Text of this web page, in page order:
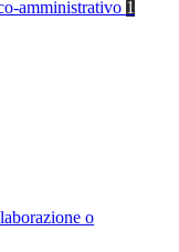
amministrativo 1
o